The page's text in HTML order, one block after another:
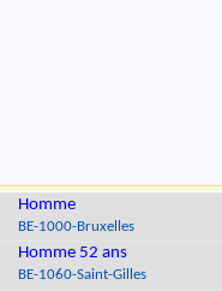
Homme
BE-1000-Bruxelles
Homme 52 ans
BE-1060-Saint-Gilles